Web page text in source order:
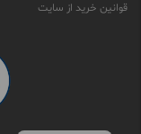
قوانین خرید از سایت